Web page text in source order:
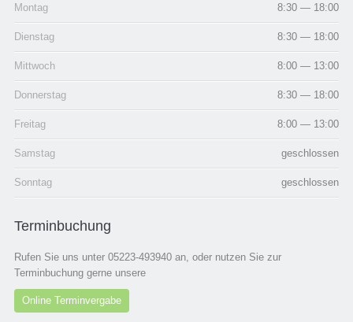
Montag 8:30 — 18:00
Dienstag 8:30 — 18:00
Mittwoch 8:00 — 13:00
Donnerstag 8:30 — 18:00
Freitag 8:00 — 13:00
Samstag geschlossen
Sonntag geschlossen
Terminbuchung
Rufen Sie uns unter 05223-493940 an, oder nutzen Sie zur
Terminbuchung gerne unsere
Online Terminvergabe